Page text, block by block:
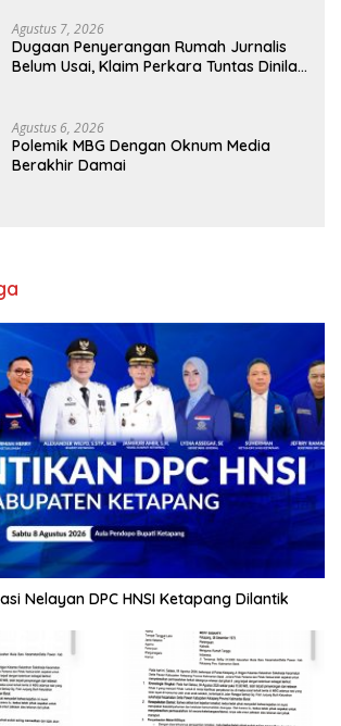
Agustus 7, 2026
Dugaan Penyerangan Rumah Jurnalis
Belum Usai, Klaim Perkara Tuntas Dinilai
Agustus 6, 2026
Polemik MBG Dengan Oknum Media
Berakhir Damai
Nelayan DPC HNSI Ketapang Dilantik